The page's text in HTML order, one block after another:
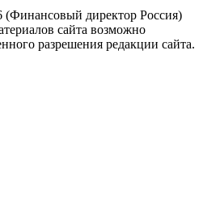
(Финансовый директор Россия)
сайта возможно
разрешения редакции сайта.